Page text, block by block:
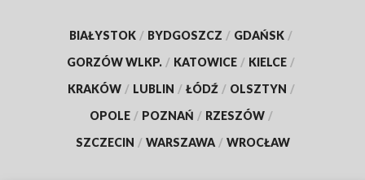
BIAŁYSTOK / BYDGOSZCZ / GDAŃSK /
GORZÓW WLKP. / KATOWICE / KIELCE /
KRAKÓW / LUBLIN / ŁÓDŹ / OLSZTYN /
OPOLE / POZNAŃ / RZESZÓW /
SZCZECIN / WARSZAWA / WROCŁAW